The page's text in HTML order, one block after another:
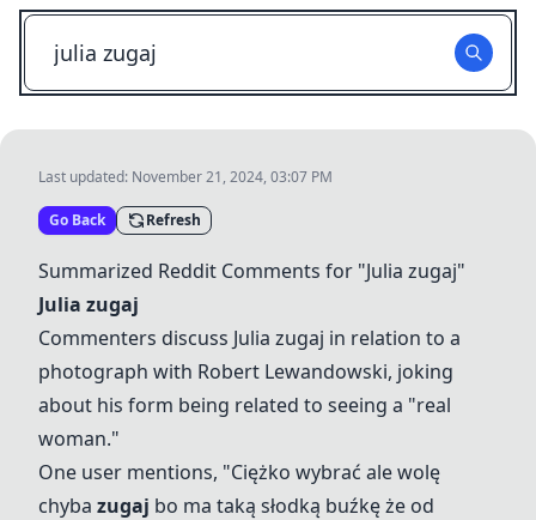
Last updated: November 21, 2024, 03:07 PM
Go Back Refresh
Summarized Reddit Comments for "Julia zugaj"
Julia zugaj
Commenters discuss Julia zugaj in relation to a
photograph with Robert Lewandowski, joking
about his form being related to seeing a "real
woman."
One user mentions, "Ciężko wybrać ale wolę
chyba zugaj bo ma taką słodką buźkę że od